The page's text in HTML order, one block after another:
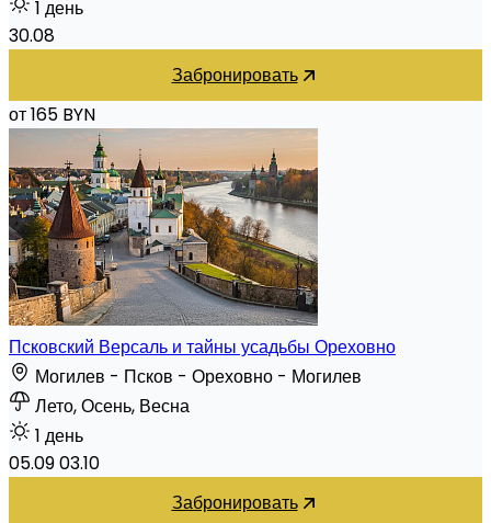
1 день
30.08
Забронировать
от 165 BYN
Псковский Версаль и тайны усадьбы Ореховно
Могилев - Псков - Ореховно - Могилев
Лето, Осень, Весна
1 день
05.0903.10
Забронировать